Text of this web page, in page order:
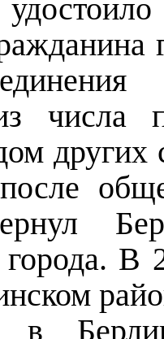
числа
других
В